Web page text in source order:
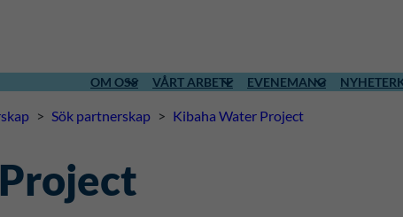
OM OSS VÅRT ARBETE EVENEMANG NYHETER
> Sök partnerskap > Kibaha Water Project